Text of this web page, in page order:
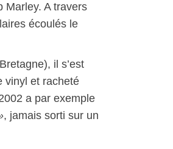
Marley. A travers
écoulés le
il s’est
vinyl et racheté
a par exemple
, jamais sorti sur un